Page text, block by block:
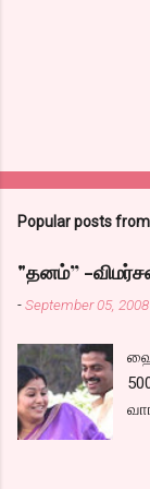
Popular posts
"தனம்” -
-September 05, 2008